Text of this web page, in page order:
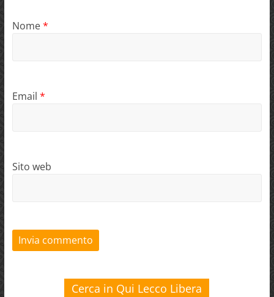
Nome*
Email *
Sito web
Cerca in Qui Lecco Libera